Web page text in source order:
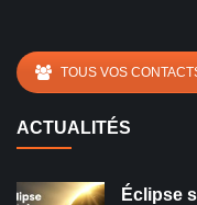
TOUS VOS
ACTUALITÉS
Éclipse